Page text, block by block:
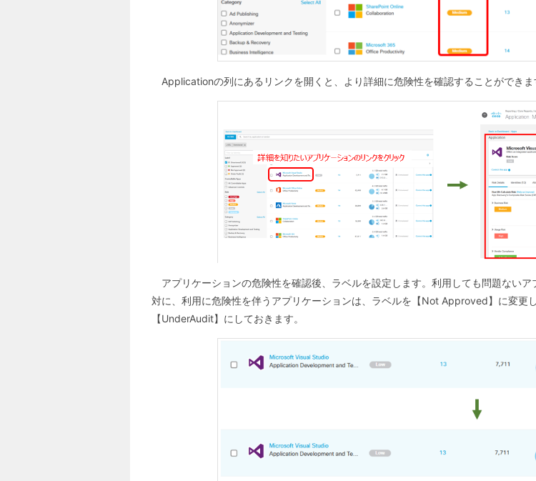
Applicationの列にあるリンクを開くと、より詳細に危険性を確認することができま
アプリケーションの危険性を確認後、ラベルを設定します。利用しても問題ない
対に、利用に危険性を伴うアプリケーションは、ラベルを【Not Approved】に変更
【UnderAudit】にしておきます。